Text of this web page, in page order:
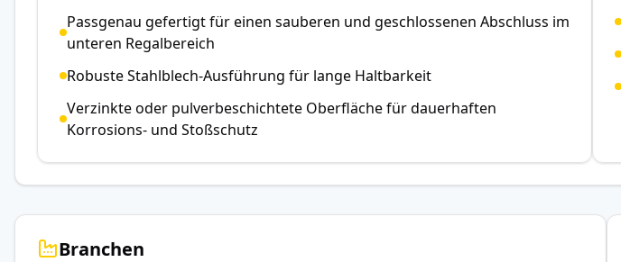
Passgenau gefertigt für einen sauberen und geschlossenen Abschluss im
unteren Regalbereich
Robuste Stahlblech-Ausführung für lange Haltbarkeit
Verzinkte oder pulverbeschichtete Oberfläche für dauerhaften
Korrosions- und Stoßschutz
Branchen